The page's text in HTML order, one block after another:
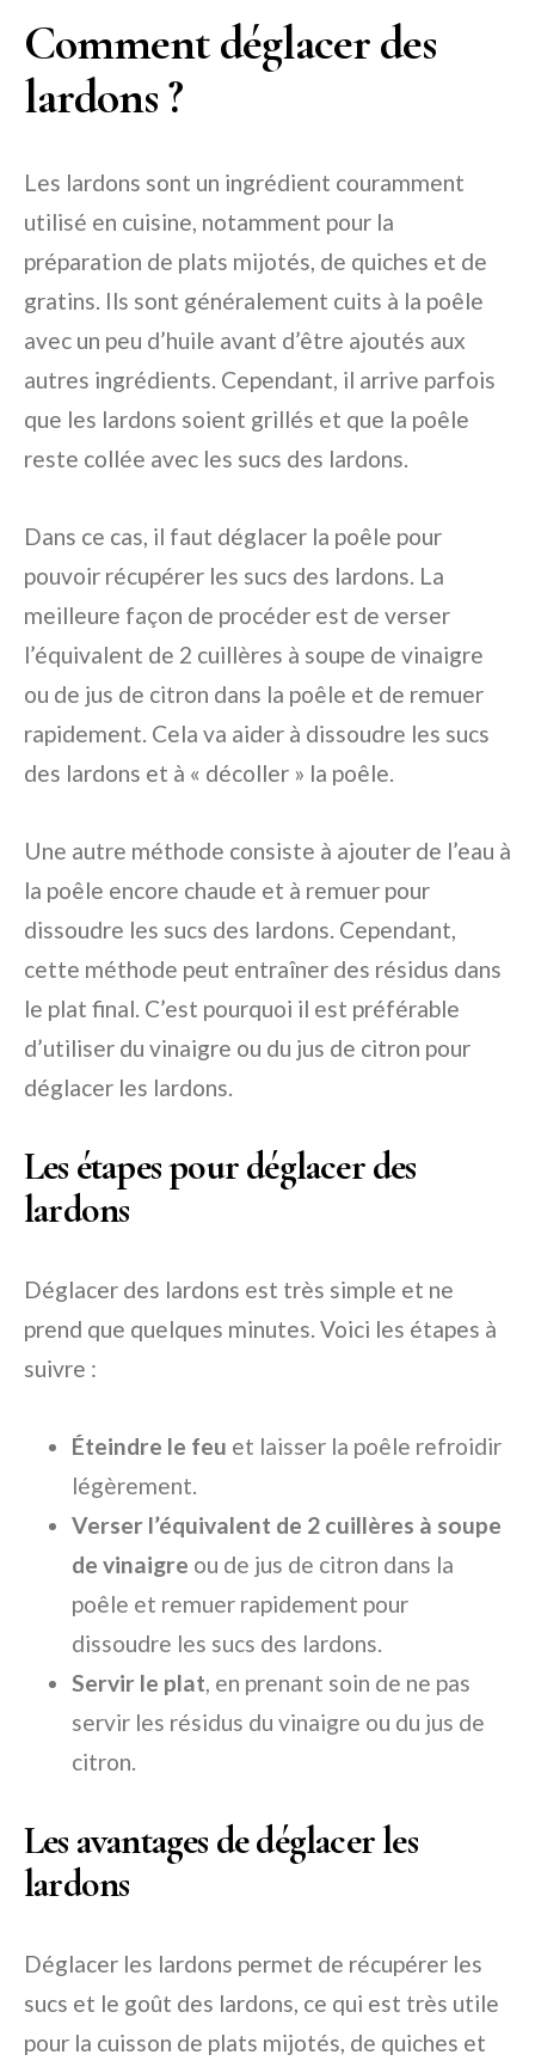
Comment déglacer des
lardons ?
Les lardons sont un ingrédient couramment
utilisé en cuisine, notamment pour la
préparation de plats mijotés, de quiches et de
gratins. Ils sont généralement cuits à la poêle
avec un peu d’huile avant d’être ajoutés aux
autres ingrédients. Cependant, il arrive parfois
que les lardons soient grillés et que la poêle
reste collée avec les sucs des lardons.
Dans ce cas, il faut déglacer la poêle pour
pouvoir récupérer les sucs des lardons. La
meilleure façon de procéder est de verser
l’équivalent de 2 cuillères à soupe de vinaigre
ou de jus de citron dans la poêle et de remuer
rapidement. Cela va aider à dissoudre les sucs
des lardons et à « décoller » la poêle.
Une autre méthode consiste à ajouter de l’eau à
la poêle encore chaude et à remuer pour
dissoudre les sucs des lardons. Cependant,
cette méthode peut entraîner des résidus dans
le plat final. C’est pourquoi il est préférable
d’utiliser du vinaigre ou du jus de citron pour
déglacer les lardons.
Les étapes pour déglacer des
lardons
Déglacer des lardons est très simple et ne
prend que quelques minutes. Voici les étapes à
suivre :
Éteindre le feu et laisser la poêle refroidir
légèrement.
Verser l’équivalent de 2 cuillères à soupe
de vinaigre ou de jus de citron dans la
poêle et remuer rapidement pour
dissoudre les sucs des lardons.
Servir le plat, en prenant soin de ne pas
servir les résidus du vinaigre ou du jus de
citron.
Les avantages de déglacer les
lardons
Déglacer les lardons permet de récupérer les
sucs et le goût des lardons, ce qui est très utile
pour la cuisson de plats mijotés, de quiches et